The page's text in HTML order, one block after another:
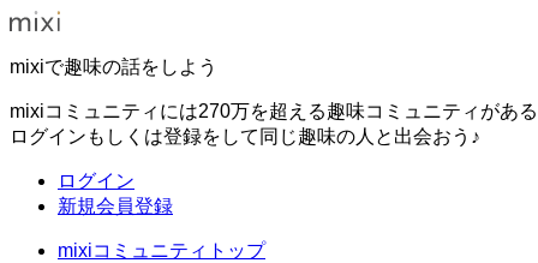
mixiで趣味の話をしよう
mixiコミュニティには270万を超える趣味コミュニティがある
ログインもしくは登録をして同じ趣味の人と出会おう♪
ログイン
新規会員登録
mixiコミュニティトップ